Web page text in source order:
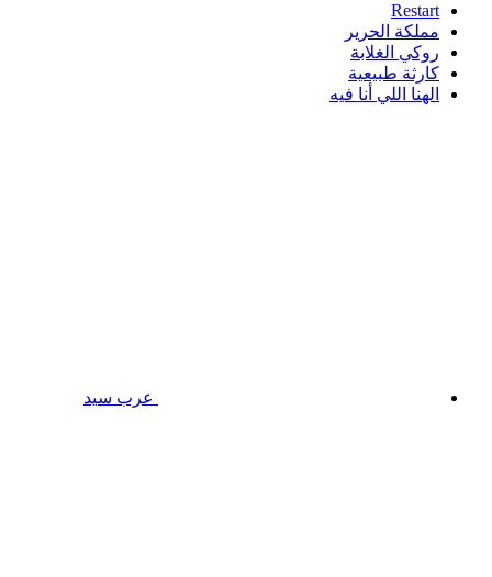
Restart
مملكة الحرير
روكي الغلابة
كارثة طبيعية
الهنا اللي أنا فيه
عرب سيد